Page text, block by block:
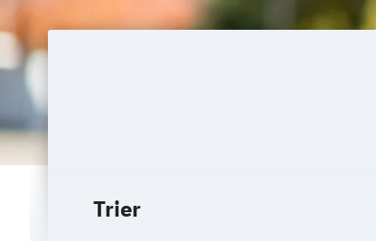
Trier